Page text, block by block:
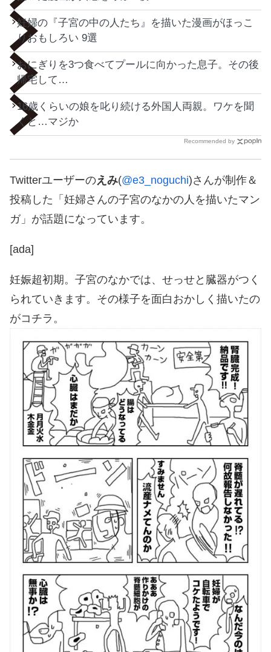
妊婦の『子宮の中の人たち』を描いた漫画がほっこ
りおもしろい 9選
おにぎりを3つ食べてプールに向かった息子。その後
帰宅して…
16歳くらいの娘を叱り続ける外国人両親。ワケを聞
くと…マジか
Recommended by
Twitterユーザーのえみ(@e3_noguchi)さんが制作＆
投稿した「妊婦さんの子宮のなかの人を描いたマン
ガ」が話題になっています。
[ada]
妊娠超初期。子宮のなかでは、せっせと臓器がつく
られていきます。その様子を面白おかしく描いたの
がコチラ。